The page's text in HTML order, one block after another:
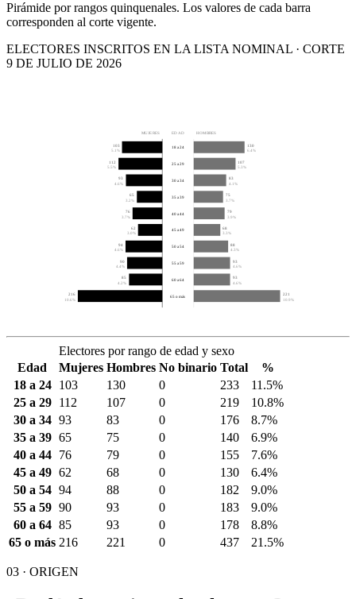
Pirámide por rangos quinquenales. Los valores de cada barra
corresponden al corte vigente.
ELECTORES INSCRITOS EN LA LISTA NOMINAL · CORTE
9 DE JULIO DE 2026
MUJERES EDAD HOMBRES
103
5.1%
130
6.4%
18 a 24
112
5.5%
107
5.3%
25 a 29
93
4.6%
83
4.1%
30 a 34
65
3.2%
75
3.7%
35 a 39
76
3.7%
79
3.9%
40 a 44
62
3.0%
68
3.3%
45 a 49
94
4.6%
88
4.3%
50 a 54
90
4.4%
93
4.6%
55 a 59
85
4.2%
93
4.6%
60 a 64
216
10.6%
221
10.9%
65 o más
Electores por rango de edad y sexo
Edad
Mujeres Hombres No binario Total
%
18 a 24
103 130 0 233
11.5%
25 a 29
112 107 0 219
10.8%
30 a 34 93 83 0 176
8.7%
35 a 39 65 75 0 140
6.9%
40 a 44
76 79 0 155
7.6%
45 a 49 62 68 0 130
6.4%
50 a 54 94 88 0 182
9.0%
55 a 59 90 93 0 183
9.0%
60 a 64 85 93 0 178
8.8%
65 o más 216 221 0 437 21.5%
03 · ORIGEN